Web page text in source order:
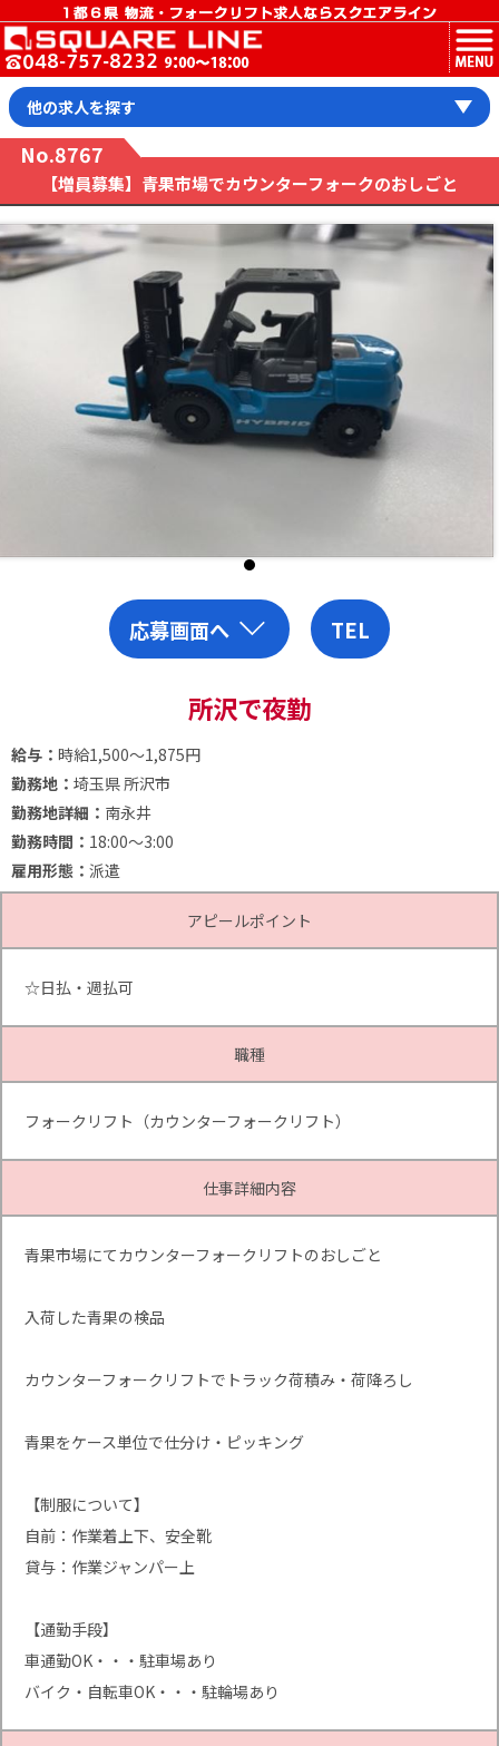
MENU
他の求人を探す
No.8767
【増員募集】青果市場でカウンターフォークのおしごと
応募画面へ TEL
所沢で夜勤
給与： 時給1,500～1,875円
勤務地： 埼玉県 所沢市
勤務地詳細： 南永井
勤務時間： 18:00～3:00
雇用形態： 派遣
アピールポイント
☆日払・週払可
職種
フォークリフト（カウンターフォークリフト）
仕事詳細内容
青果市場にてカウンターフォークリフトのおしごと
入荷した青果の検品
カウンターフォークリフトでトラック荷積み・荷降ろし
青果をケース単位で仕分け・ピッキング
【制服について】
自前：作業着上下、安全靴
貸与：作業ジャンパー上
【通勤手段】
車通勤OK・・・駐車場あり
バイク・自転車OK・・・駐輪場あり